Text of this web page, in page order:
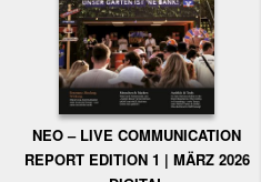
NEO – LIVE COMMUNICATION
REPORT EDITION 1 | MÄRZ 2026